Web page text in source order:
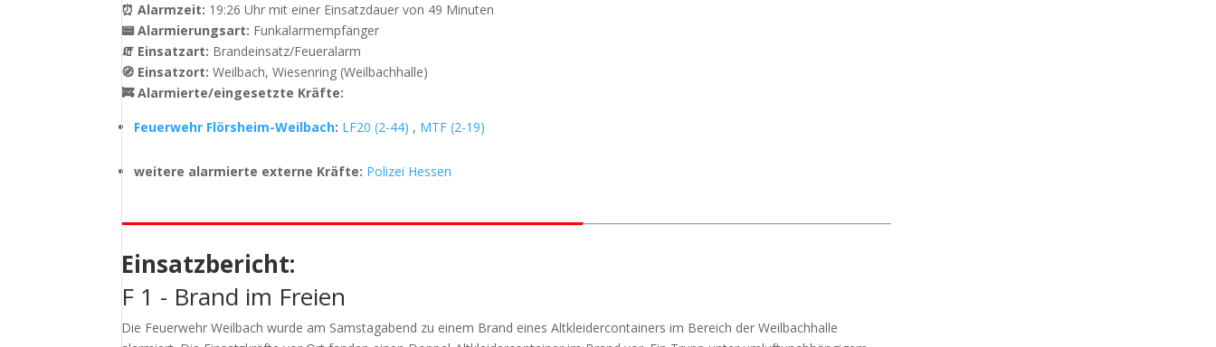
⏰ Alarmzeit: 19:26 Uhr mit einer Einsatzdauer von 49 Minuten
📟 Alarmierungsart: Funkalarmempfänger
🧯 Einsatzart: Brandeinsatz/Feueralarm
🧭 Einsatzort: Weilbach, Wiesenring (Weilbachhalle)
🚒 Alarmierte/eingesetzte Kräfte:
Feuerwehr Flörsheim-Weilbach: LF20 (2-44) , MTF (2-19)
weitere alarmierte externe Kräfte: Polizei Hessen
Einsatzbericht:
F 1 - Brand im Freien
Die Feuerwehr Weilbach wurde am Samstagabend zu einem Brand eines Altkleidercontainers im Bereich der Weilbachhalle